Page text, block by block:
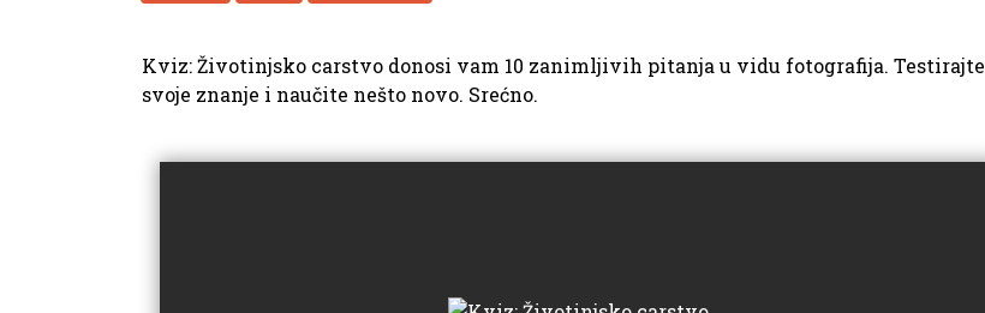
Kviz: Životinjsko carstvo donosi vam 10 zanimljivih pitanja u vidu fotografija. Testirajte
svoje znanje i naučite nešto novo. Srećno.